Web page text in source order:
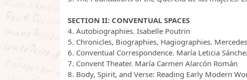
SECTION II: CONVENTUAL SPACES
4. Autobiographies. Isabelle Poutrin
5. Chronicles, Biographies, Hagiographies.
6. Conventual Correspondence. María Leticia
7. Convent Theater. María Carmen Alarcón Román
8. Body, Spirit, and Verse: Reading Early Modern